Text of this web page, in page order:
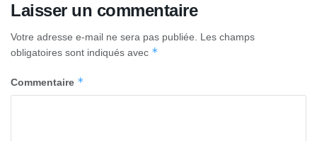
Laisser un commentaire
Votre adresse e-mail ne sera pas publiée. Les champs
obligatoires sont indiqués avec *
Commentaire *